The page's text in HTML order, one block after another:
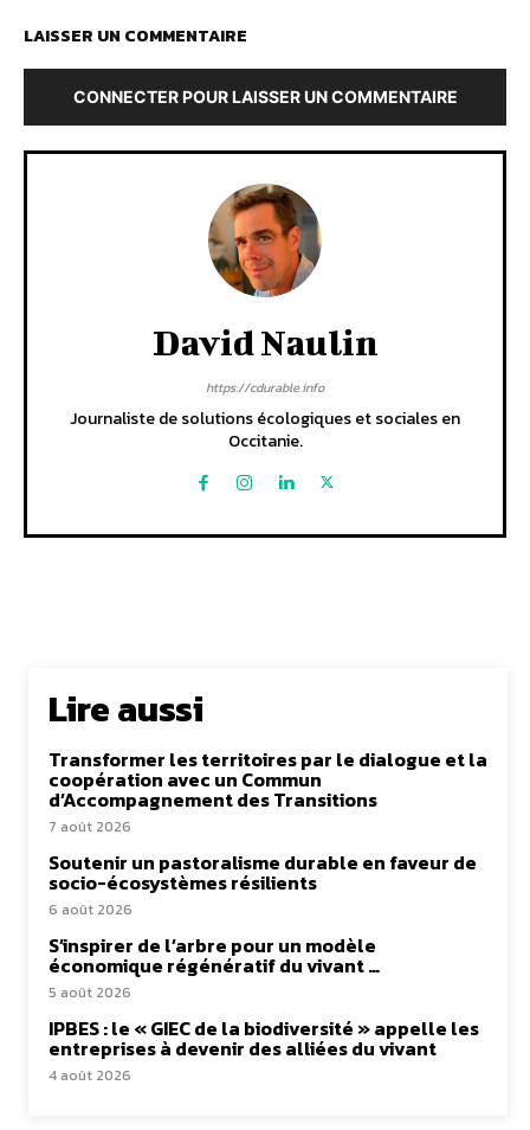
LAISSER UN COMMENTAIRE
CONNECTER POUR LAISSER UN COMMENTAIRE
David Naulin
https://cdurable.info
Journaliste de solutions écologiques et sociales en
Occitanie.
Lire aussi
Transformer les territoires par le dialogue et la
coopération avec un Commun
d’Accompagnement des Transitions
7 août 2026
Soutenir un pastoralisme durable en faveur de
socio-écosystèmes résilients
6 août 2026
S’inspirer de l’arbre pour un modèle
économique régénératif du vivant …
5 août 2026
IPBES : le « GIEC de la biodiversité » appelle les
entreprises à devenir des alliées du vivant
4 août 2026